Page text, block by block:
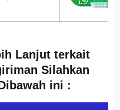
Lanjut terkait
Silahkan
ini :